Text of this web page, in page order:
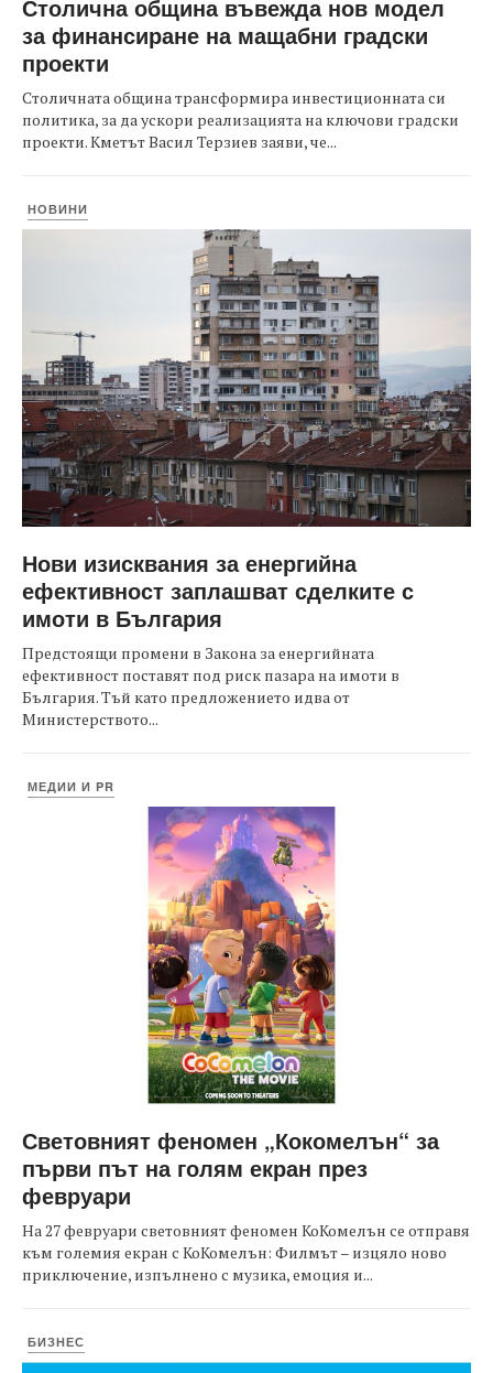
Столична община въвежда нов модел
за финансиране на мащабни градски
проекти
Столичната община трансформира инвестиционната си
политика, за да ускори реализацията на ключови градски
проекти. Кметът Васил Терзиев заяви, че...
НОВИНИ
Нови изисквания за енергийна
ефективност заплашват сделките с
имоти в България
Предстоящи промени в Закона за енергийната
ефективност поставят под риск пазара на имоти в
България. Тъй като предложението идва от
Министерството...
МЕДИИ И PR
Световният феномен „Кокомелън“ за
първи път на голям екран през
февруари
На 27 февруари световният феномен КоКомелън се отправя
към големия екран с КоКомелън: Филмът – изцяло ново
приключение, изпълнено с музика, емоция и...
БИЗНЕС